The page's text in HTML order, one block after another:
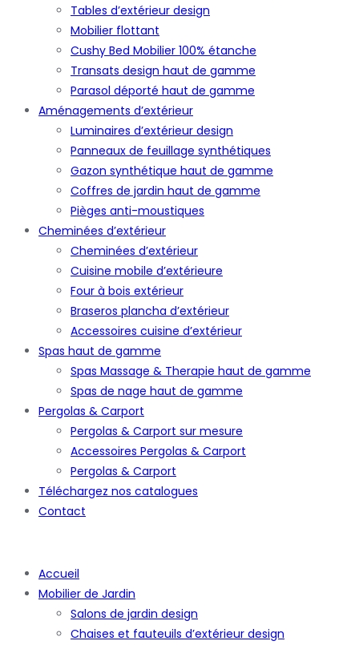
Tables d’extérieur design
Mobilier flottant
Cushy Bed Mobilier 100% étanche
Transats design haut de gamme
Parasol déporté haut de gamme
Aménagements d’extérieur
Luminaires d’extérieur design
Panneaux de feuillage synthétiques
Gazon synthétique haut de gamme
Coffres de jardin haut de gamme
Pièges anti-moustiques
Cheminées d’extérieur
Cheminées d’extérieur
Cuisine mobile d’extérieure
Four à bois extérieur
Braseros plancha d’extérieur
Accessoires cuisine d’extérieur
Spas haut de gamme
Spas Massage & Therapie haut de gamme
Spas de nage haut de gamme
Pergolas & Carport
Pergolas & Carport sur mesure
Accessoires Pergolas & Carport
Pergolas & Carport
Téléchargez nos catalogues
Contact
Accueil
Mobilier de Jardin
Salons de jardin design
Chaises et fauteuils d’extérieur design